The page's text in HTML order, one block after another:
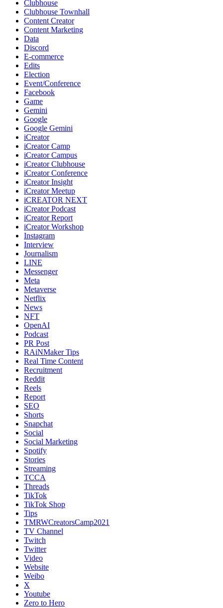
Clubhouse
Clubhouse Townhall
Content Creator
Content Marketing
Data
Discord
E-commerce
Edits
Election
Event/Conference
Facebook
Game
Gemini
Google
Google Gemini
iCreator
iCreator Camp
iCreator Campus
iCreator Clubhouse
iCreator Conference
iCreator Insight
iCreator Meetup
iCREATOR NEXT
iCreator Podcast
iCreator Report
iCreator Workshop
Instagram
Interview
Journalism
LINE
Messenger
Meta
Metaverse
Netflix
News
NFT
OpenAI
Podcast
PR Post
RAiNMaker Tips
Real Time Content
Recruitment
Reddit
Reels
Report
SEO
Shorts
Snapchat
Social
Social Marketing
Spotify
Stories
Streaming
TCCA
Threads
TikTok
TikTok Shop
Tips
TMRWCreatorsCamp2021
TV Channel
Twitch
Twitter
Video
Website
Weibo
X
Youtube
Zero to Hero